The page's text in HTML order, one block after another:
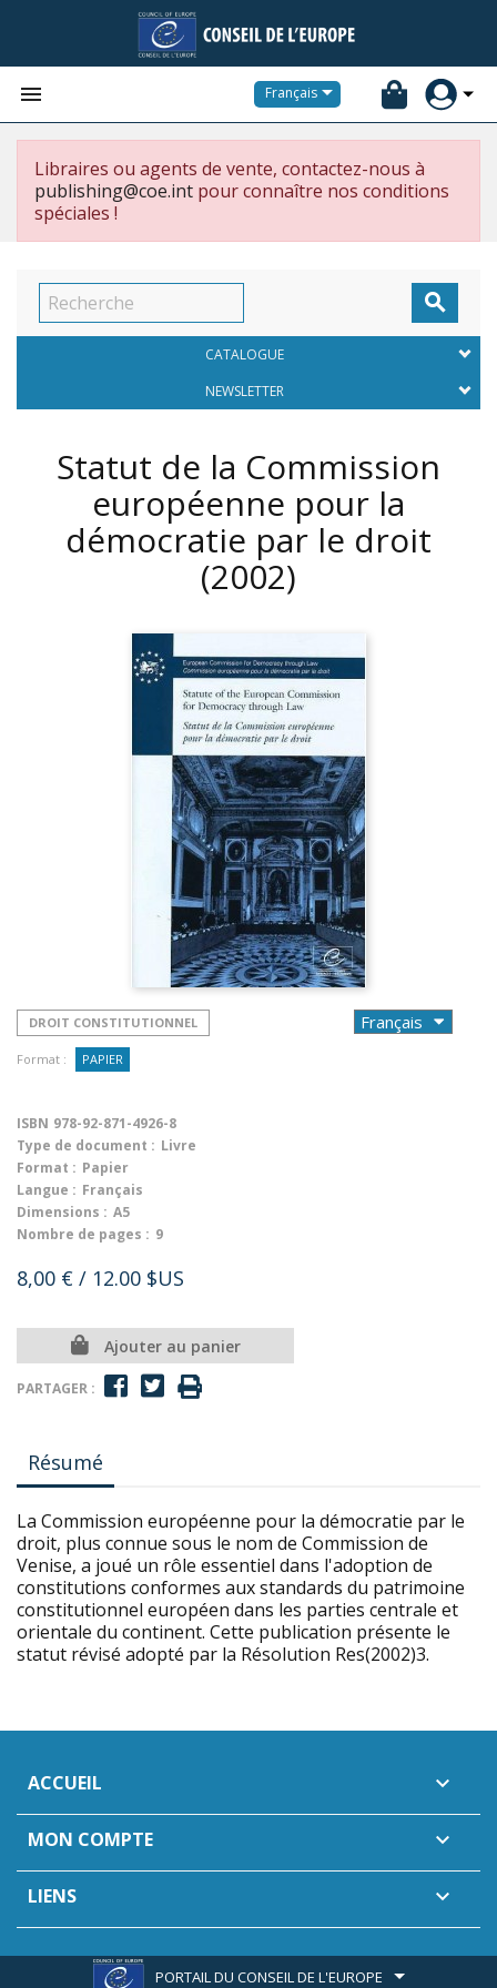
 Français
Libraires ou agents de vente, contactez-nous à
publishing@coe.int pour connaître nos conditions
spéciales !

CATALOGUE
NEWSLETTER
Statut de la Commission
européenne pour la
démocratie par le droit
(2002)
DROIT CONSTITUTIONNEL
Format : PAPIER
ISBN 978-92-871-4926-8
Type de document : Livre
Format : Papier
Langue : Français
Dimensions : A5
Nombre de pages : 9
8,00 € / 12.00 $US
Ajouter au panier
PARTAGER :
Résumé
La Commission européenne pour la démocratie par le
droit, plus connue sous le nom de Commission de
Venise, a joué un rôle essentiel dans l'adoption de
constitutions conformes aux standards du patrimoine
constitutionnel européen dans les parties centrale et
orientale du continent. Cette publication présente le
statut révisé adopté par la Résolution Res(2002)3.
ACCUEIL 
MON COMPTE 
LIENS 
PORTAIL DU CONSEIL DE L'EUROPE